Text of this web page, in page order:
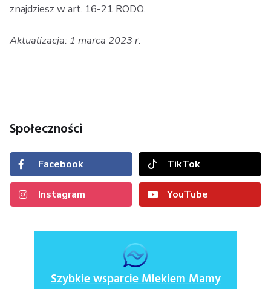
znajdziesz w art. 16-21 RODO.
Aktualizacja: 1 marca 2023 r.
Społeczności
Facebook TikTok
Instagram YouTube
Szybkie wsparcie Mlekiem Mamy